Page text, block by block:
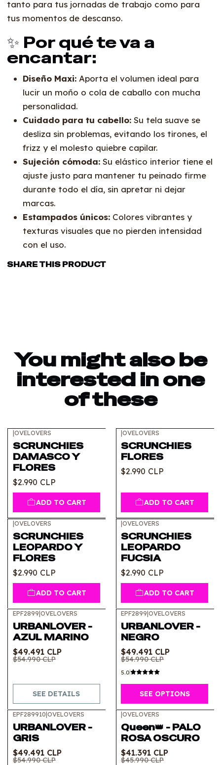
tanto para tus jornadas de trabajo como para
tus momentos de descanso.
✨ Por qué te va a
encantar:
Diseño Maxi: Aporta el volumen ideal para
lucir un moño o cola de caballo con mucha
personalidad.
Cuidado para tu cabello: Su tela suave se
desliza sin problemas, evitando los tirones, el
frizz y el molesto quiebre capilar.
Sujeción cómoda: Su elástico interior tiene el
ajuste justo para mantener tu peinado firme
durante todo el día, sin apretar ni dejar
marcas.
Estampados únicos: Colores vibrantes y
texturas visuales que no pierden intensidad
con el uso.
SHARE THIS PRODUCT
You might also be
interested in one
of these
|OVELOVERS
SCRUNCHIES
DAMASCO Y
FLORES
$2.990 CLP
ADD TO CART
|OVELOVERS
SCRUNCHIES
FLORES
$2.990 CLP
ADD TO CART
|OVELOVERS
SCRUNCHIES
LEOPARDO Y
FLORES
$2.990 CLP
ADD TO CART
|OVELOVERS
SCRUNCHIES
LEOPARDO
FUCSIA
$2.990 CLP
ADD TO CART
OFF
Out of stock
EPF2899|OVELOVERS
URBANLOVER -
AZUL MARINO
$49.491 CLP
$54.990 CLP
SEE DETAILS
OFF
EPF2899|OVELOVERS
URBANLOVER -
NEGRO
$49.491 CLP
$54.990 CLP
5.0
SEE OPTIONS
EPF289910|OVELOVERS
URBANLOVER -
GRIS
$49.491 CLP
$54.990 CLP
|OVELOVERS
Queen👑 - PALO
ROSA OSCURO
$41.391 CLP
$45.990 CLP